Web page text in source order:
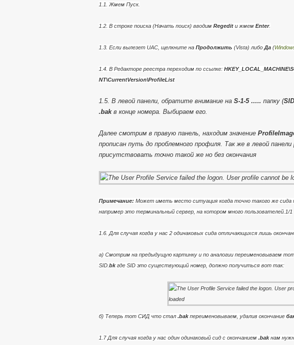
1.1. Жмем Пуск.
1.2. В строке поиска (Начать поиск) вводим Regedit и жмем Enter.
1.3. Если вылезет UAC, щелкните на Продолжить (Vista) либо Да (
1.4. В Редакторе реестра переходим по ссылке:
NT\CurrentVersion\ProfileList
1.5. В левой панели, обратите внимание на S-1-5 ….. папку (SID
.bakв конце номера. Выбираем его.
Далее смотрим в правую панель, находим значение
прописан путь до проблемного профиля. Так же в левой
присутствовать точно такой же но без окончания
Примечание: Может иметь место ситуация когда точно такого же сида
например это терминальный сервер, на котором много пользователей.1/1
1.6. Для случая когда у нас 2 одинаковых сида отличающихся лишь
a) Смотрим на предыдущую картинку и по аналогии переименовываем
SID. bkгде SID это существующий номер, должно получиться вот так:
б) Теперь тот СИД что стал .bakпереименовываем, удалив окончание
1.7 Для случая когда у нас один одинаковый сид с окончанием .bakнам